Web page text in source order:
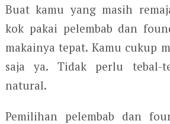
Buat kamu yang masih
kok pakai pelembab dan
makainya tepat. Kamu cukup
saja ya. Tidak perlu tebal-
natural.
Pemilihan pelembab dan